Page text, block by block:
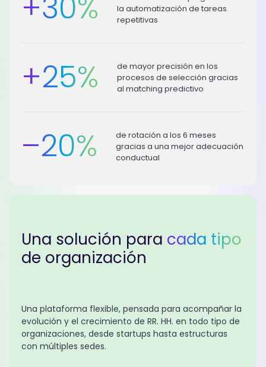
la automatización de tareas
repetitivas
+25%
de mayor precisión en los
procesos de selección gracias
al matching predictivo
–20%
de rotación a los 6 meses
gracias a una mejor adecuación
conductual
Una solución para cada tipo
de organización
Una plataforma flexible, pensada para acompañar la
evolución y el crecimiento de RR. HH. en todo tipo de
organizaciones, desde startups hasta estructuras
con múltiples sedes.